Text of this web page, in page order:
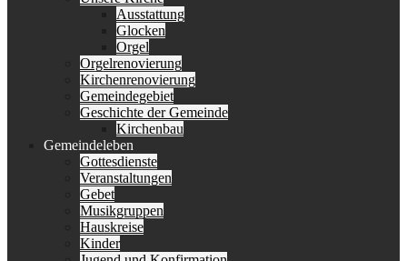
Ausstattung
Glocken
Orgel
Orgelrenovierung
Kirchenrenovierung
Gemeindegebiet
Geschichte der Gemeinde
Kirchenbau
Gemeindeleben
Gottesdienste
Veranstaltungen
Gebet
Musikgruppen
Hauskreise
Kinder